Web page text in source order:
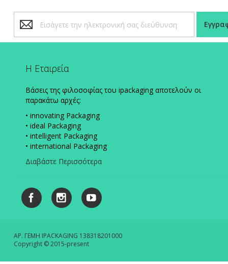
στο
Ενημερωτικό
Η Εταιρεία
Βάσεις της φιλοσοφίας του ipackaging αποτελούν οι
παρακάτω αρχές:
• innovating Packaging
• ideal Packaging
• intelligent Packaging
• international Packaging
Διαβάστε Περισσότερα
ΑΡ. ΓΕΜΗ IPACKAGING 138318201000
Copyright © 2015-present